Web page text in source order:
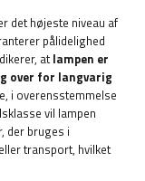
det højeste niveau af
pålidelighed
atlampen er
over for langvarig
i overensstemmelse
vil lampen
der bruges i
transport, hvilket